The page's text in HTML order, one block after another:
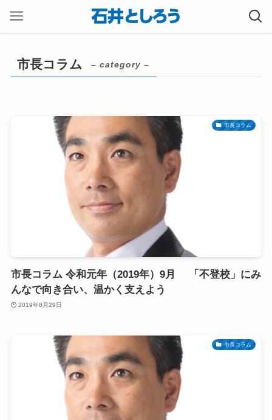
市長コラム – category –
市長コラム
市長コラム 令和元年（2019年）9月 「不登校」にみ
んなで向き合い、温かく支えよう
2019年8月29日
市長コラム